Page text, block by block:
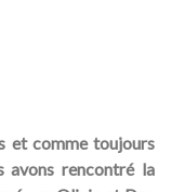
et comme toujours
rencontré la